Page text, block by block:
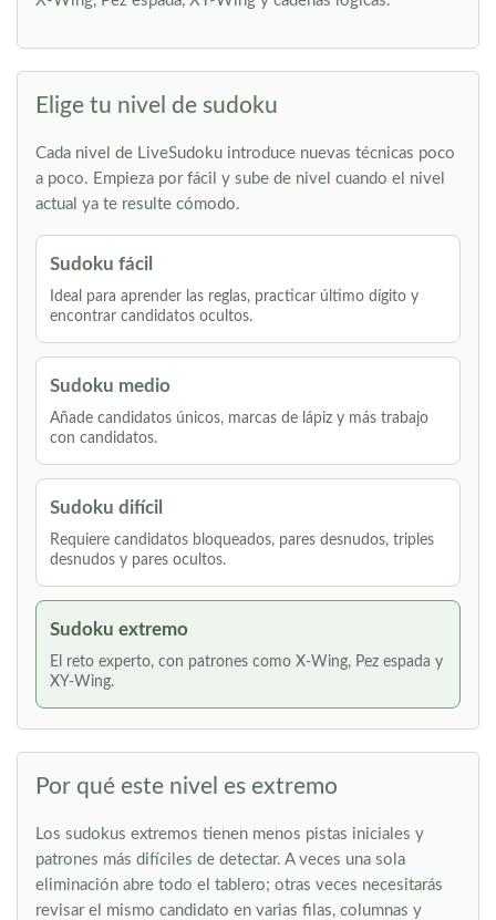
Elige tu nivel de sudoku
Cada nivel de LiveSudoku introduce nuevas técnicas poco
a poco. Empieza por fácil y sube de nivel cuando el nivel
actual ya te resulte cómodo.
Sudoku fácil
Ideal para aprender las reglas, practicar último dígito y
encontrar candidatos ocultos.
Sudoku medio
Añade candidatos únicos, marcas de lápiz y más trabajo
con candidatos.
Sudoku difícil
Requiere candidatos bloqueados, pares desnudos, triples
desnudos y pares ocultos.
Sudoku extremo
El reto experto, con patrones como X-Wing, Pez espada y
XY-Wing.
Por qué este nivel es extremo
Los sudokus extremos tienen menos pistas iniciales y
patrones más difíciles de detectar. A veces una sola
eliminación abre todo el tablero; otras veces necesitarás
revisar el mismo candidato en varias filas, columnas y